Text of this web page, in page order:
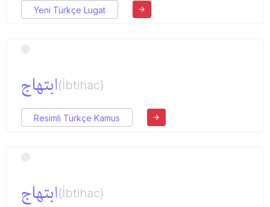
Yeni Türkçe Lugat
ابتهاج(İbtihac)
Resimli Türkçe Kamus
ابتهاج(İbtihac)